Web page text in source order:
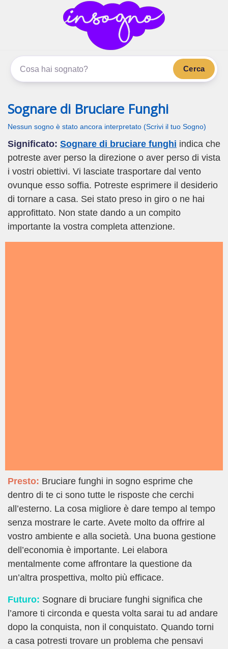
inSogno.com
I sogni significano di più
Cerca
Sognare di Bruciare Funghi
Nessun sogno è stato ancora interpretato (Scrivi il tuo Sogno)
Significato: Sognare di bruciare funghi indica che
potreste aver perso la direzione o aver perso di vista
i vostri obiettivi. Vi lasciate trasportare dal vento
ovunque esso soffia. Potreste esprimere il desiderio
di tornare a casa. Sei stato preso in giro o ne hai
approfittato. Non state dando a un compito
importante la vostra completa attenzione.
Presto: Bruciare funghi in sogno esprime che
dentro di te ci sono tutte le risposte che cerchi
all’esterno. La cosa migliore è dare tempo al tempo
senza mostrare le carte. Avete molto da offrire al
vostro ambiente e alla società. Una buona gestione
dell’economia è importante. Lei elabora
mentalmente come affrontare la questione da
un’altra prospettiva, molto più efficace.
Futuro: Sognare di bruciare funghi significa che
l’amore ti circonda e questa volta sarai tu ad andare
dopo la conquista, non il conquistato. Quando torni
a casa potresti trovare un problema che pensavi